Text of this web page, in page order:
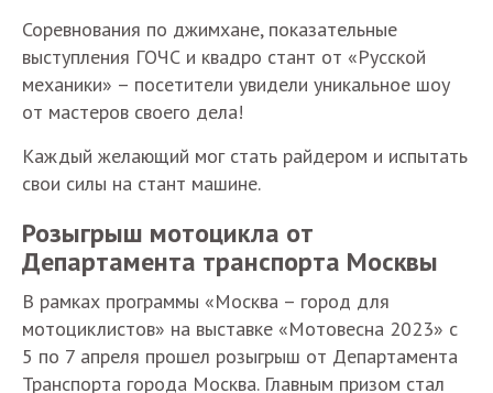
Соревнования по джимхане, показательные
выступления ГОЧС и квадро стант от «Русской
механики» – посетители увидели уникальное шоу
от мастеров своего дела!
Каждый желающий мог стать райдером и испытать
свои силы на стант машине.
Розыгрыш мотоцикла от
Департамента транспорта Москвы
В рамках программы «Москва – город для
мотоциклистов» на выставке «Мотовесна 2023» с
5 по 7 апреля прошел розыгрыш от Департамента
Транспорта города Москва. Главным призом стал